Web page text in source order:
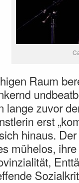
Raum
lange zuvor
erst
hinaus.
mühelos,